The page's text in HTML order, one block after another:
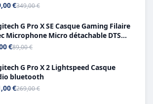
€349,00 €
G Pro X SE Casque Gaming Filaire
Microphone Micro détachable DTS
X 7.1
€89,00 €
G Pro X 2 Lightspeed Casque
bluetooth
€269,00 €